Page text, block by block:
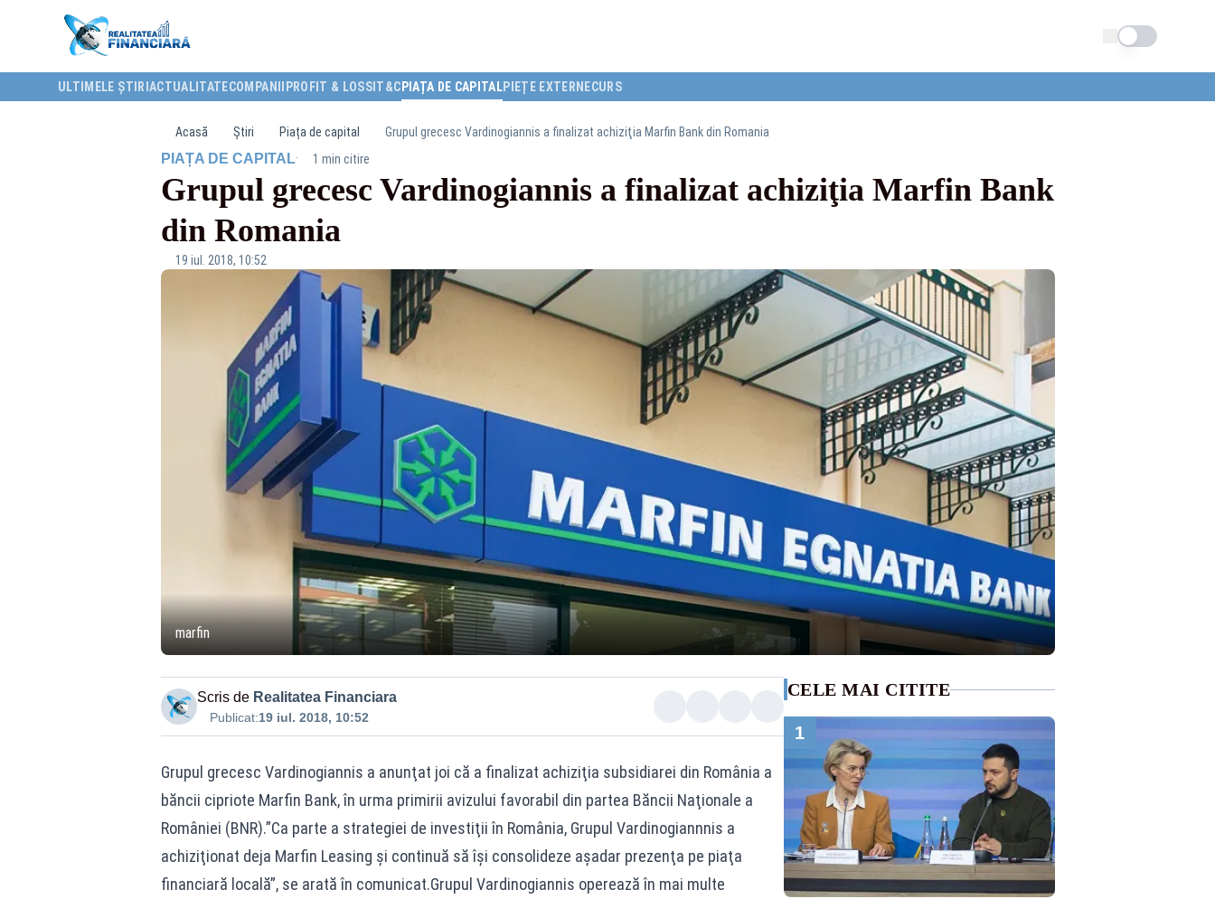
Schimba tema
ULTIMELE ȘTIRI ACTUALITATECOMPANII PROFIT & LOSS IT&C PIAȚA DE CAPITALPIEȚE EXTERNECURS
Acasă Știri Piața de capital Grupul grecesc Vardinogiannis a finalizat achiziţia Marfin Bank din Romania
PIAȚA DE CAPITAL· 1 min citire
Grupul grecesc Vardinogiannis a finalizat achiziţia Marfin Bank
din Romania
19 iul. 2018, 10:52
marfin
Scris de Realitatea Financiara
Publicat:19 iul. 2018, 10:52
Grupul grecesc Vardinogiannis a anunţat joi că a finalizat achiziţia subsidiarei din România a
băncii cipriote Marfin Bank, în urma primirii avizului favorabil din partea Băncii Naţionale a
României (BNR).”Ca parte a strategiei de investiţii în România, Grupul Vardinogiannnis a
achiziţionat deja Marfin Leasing şi continuă să îşi consolideze aşadar prezenţa pe piaţa
financiară locală”, se arată în comunicat.Grupul Vardinogiannis operează în mai multe
CELE MAI CITITE
1